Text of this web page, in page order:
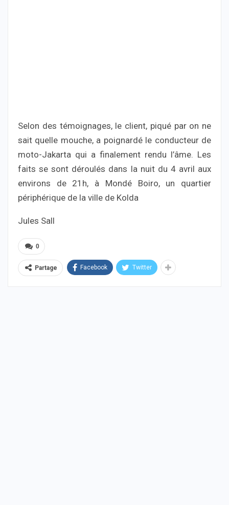
Selon des témoignages, le client, piqué par on ne
sait quelle mouche, a poignardé le conducteur de
moto-Jakarta qui a finalement rendu l’âme. Les
faits se sont déroulés dans la nuit du 4 avril aux
environs de 21h, à Mondé Boiro, un quartier
périphérique de la ville de Kolda
Jules Sall
0
Partage Facebook Twitter